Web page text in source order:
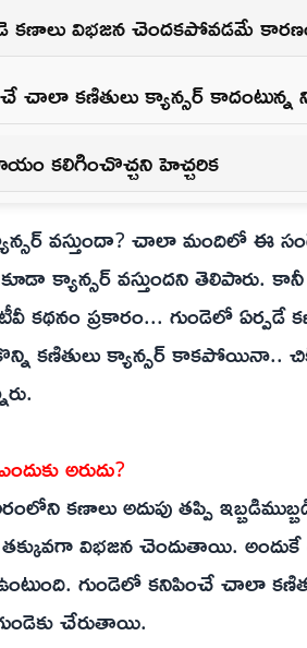
కణాలు విభజన చెందకపోవడమే
చాలా కణితులు క్యాన్సర్‌ కాదంటున్న
కలిగించొచ్చని హెచ్చరిక
వస్తుందా? చాలా మందిలో ఈ
కూడా క్యాన్సర్ వస్తుందని తెలిపారు.
కథనం ప్రకారం... గుండెలో ఏర్పడే
కొన్ని కణితులు క్యాన్సర్‌
అరుదు?
కణాలు అదుపు తప్పి
విభజన చెందుతాయి. అందుకే
గుండెలో కనిపించే చాలా
చేరుతాయి.